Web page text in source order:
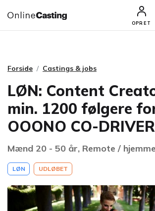
OPRET
CASTINGS & JOBS SØG
Forside Castings & jobs
LØN: Content
min. 1200 følgere
OOONO CO-DRIVER
Mænd 20 - 50 år, Remote /
LØN UDLØBET